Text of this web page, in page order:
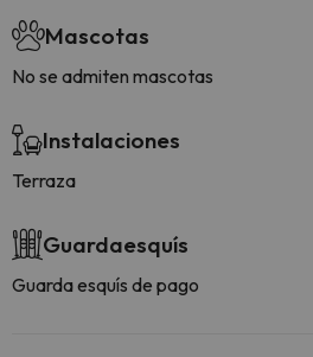
Mascotas
No se admiten mascotas
Instalaciones
Terraza
Guardaesquís
Guarda esquís de pago